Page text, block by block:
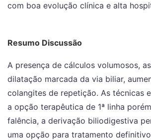
com boa evolução clínica e alta
Resumo Discussão
A presença de cálculos volumosos,
dilatação marcada da via biliar,
colangites de repetição. As técnicas
a opção terapêutica de 1ª linha
falência, a derivação biliodigestiva
uma opção para tratamento